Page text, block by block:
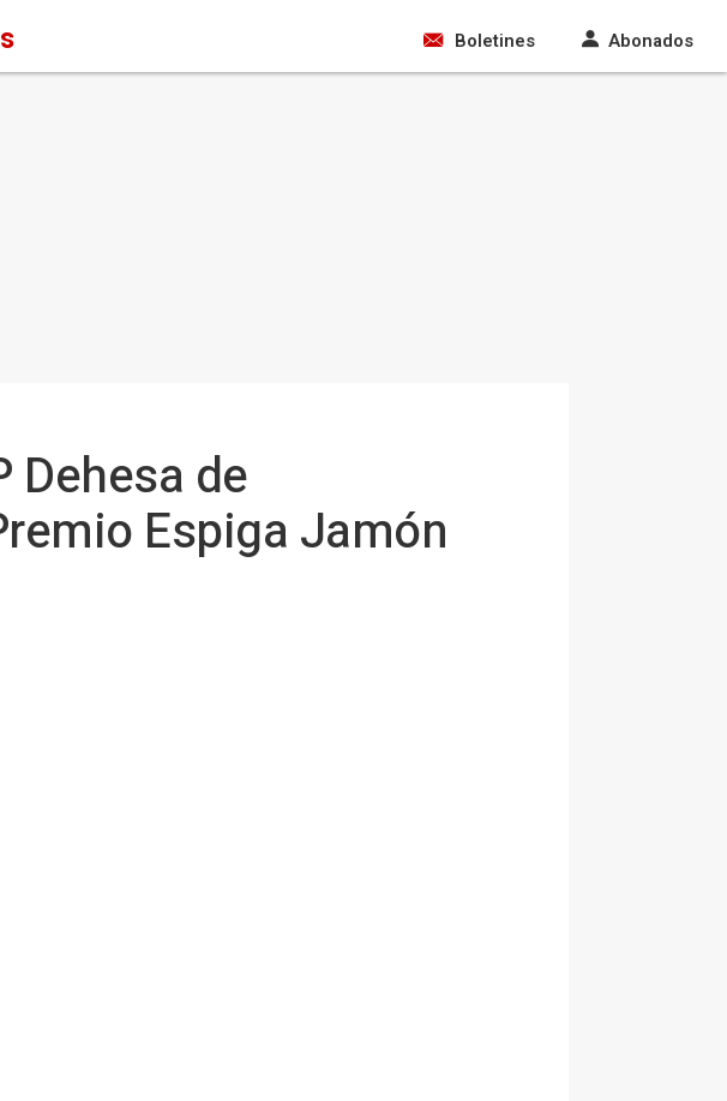
Boletines Abonados
Dehesa de
Espiga Jamón